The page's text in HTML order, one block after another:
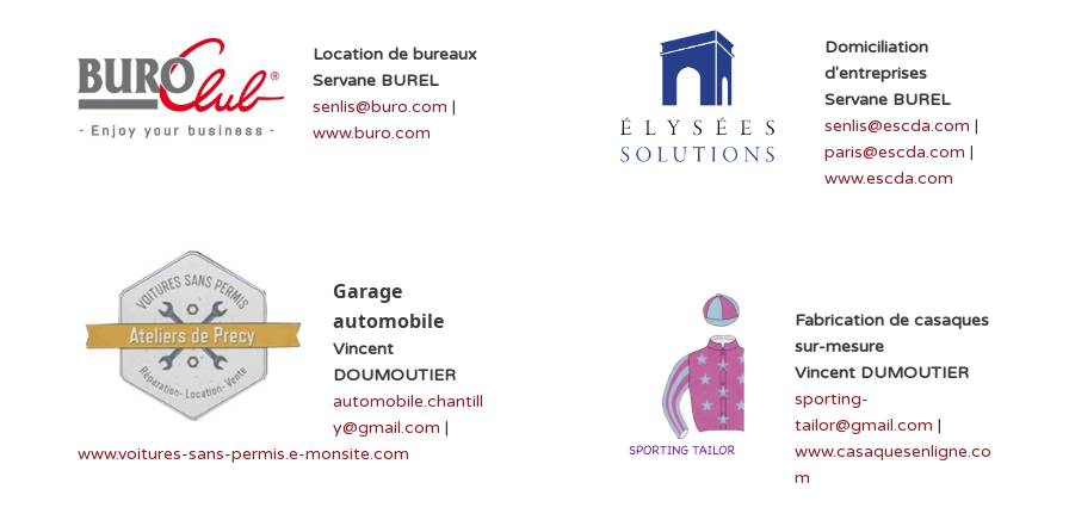
Location de bureaux
Servane BUREL
senlis@buro.com |
www.buro.com
Garage
automobile
Vincent
DOUMOUTIER
automobile.chantill
y@gmail.com |
www.voitures-sans-permis.e-monsite.com
Domiciliation
d'entreprises
Servane BUREL
senlis@escda.com |
paris@escda.com |
www.escda.com
Fabrication de casaques
sur-mesure
Vincent DUMOUTIER
sporting-
tailor@gmail.com |
www.casaquesenligne.co
m